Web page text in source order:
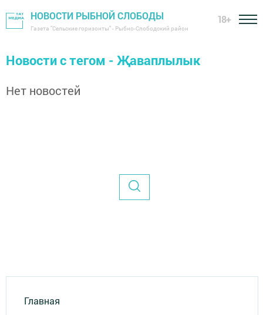
НОВОСТИ РЫБНОЙ СЛОБОДЫ
Газета "Сельские горизонты" - Рыбно-Слободский район
18+
Новости с тегом - Җаваплылык
Нет новостей
Главная